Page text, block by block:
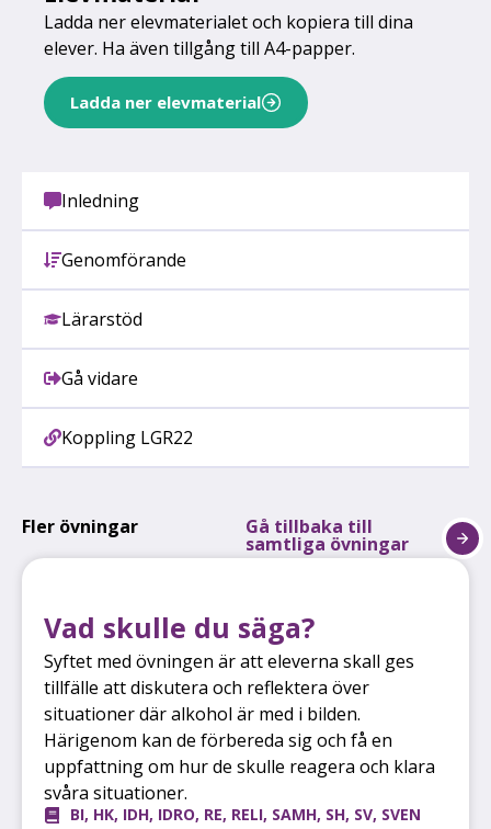
Inledning
Genomförande
Lärarstöd
Gå vidare
Koppling LGR22
Ladda ner elevmaterialet och kopiera till dina
elever. Ha även tillgång till A4-papper.
Ladda ner elevmaterial
Fler övningar Gå tillbaka till
samtliga övningar
Vad skulle du säga?
Syftet med övningen är att eleverna skall ges
tillfälle att diskutera och reflektera över
situationer där alkohol är med i bilden.
Härigenom kan de förbereda sig och få en
uppfattning om hur de skulle reagera och klara
svåra situationer.
BI, HK, IDH, IDRO, RE, RELI, SAMH, SH, SV, SVEN